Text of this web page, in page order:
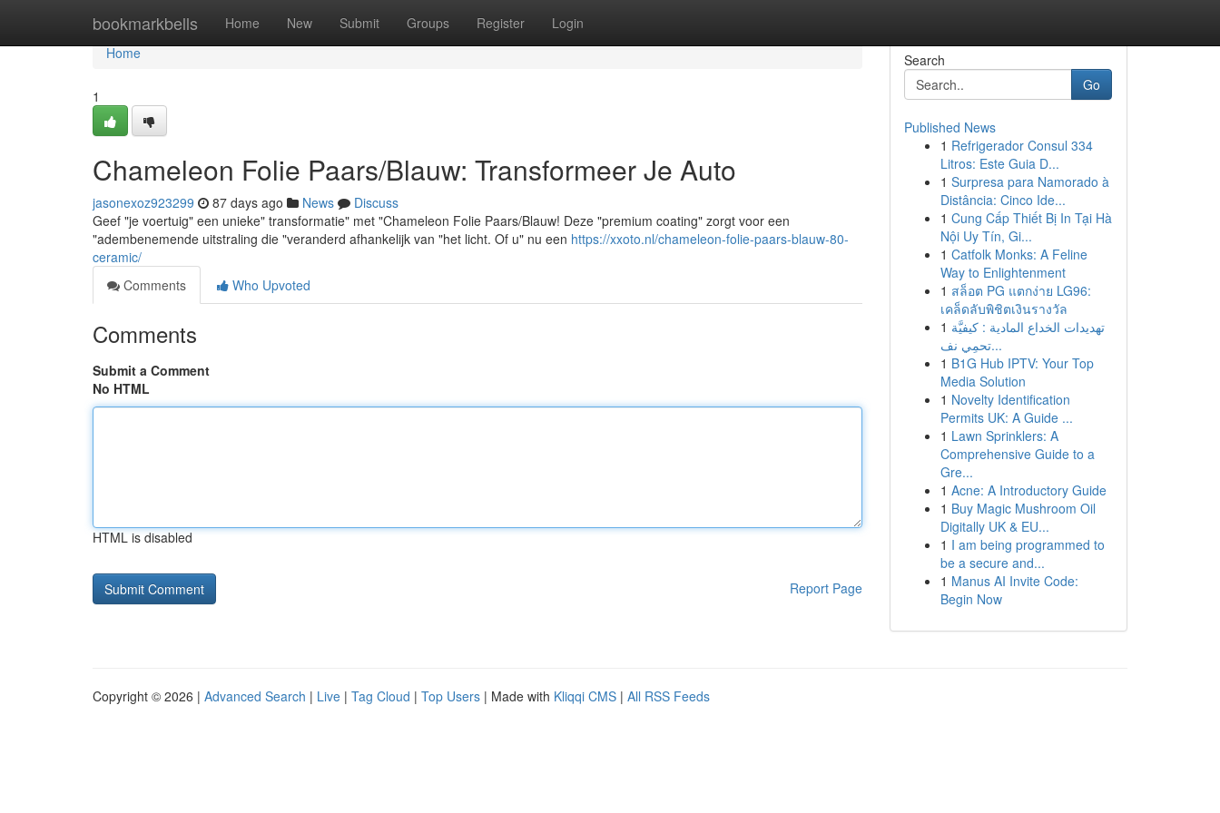
bookmarkbells Home New Submit Groups Register Login
Home
Home
1
Chameleon Folie Paars/Blauw: Transformeer Je Auto
jasonexoz923299 87 days ago News
Discuss
Geef "je voertuig" een unieke" transformatie" met "Chameleon Folie Paars/Blauw! Deze "premium coating" zorgt voor een
"adembenemende uitstraling die "veranderd afhankelijk van "het licht. Of u" nu een https://xxoto.nl/chameleon-folie-paars-blauw-80-
ceramic/
Comments
Who Upvoted
Comments
Submit a Comment
No HTML
HTML is disabled
Report Page
Search
Go
Published News
1 Refrigerador Consul 334
Litros: Este Guia D...
1 Surpresa para Namorado à
Distância: Cinco Ide...
1 Cung Cấp Thiết Bị In Tại Hà
Nội Uy Tín, Gi...
1 Catfolk Monks: A Feline
Way to Enlightenment
1 สล็อต PG แตกง่าย LG96:
เคล็ดลับพิชิตเงินรางวัล
1 تهديدات الخداع المادية : كيفيَّة
تحمِي نف...
1 B1G Hub IPTV: Your Top
Media Solution
1 Novelty Identification
Permits UK: A Guide ...
1 Lawn Sprinklers: A
Comprehensive Guide to a
Gre...
1 Acne: A Introductory Guide
1 Buy Magic Mushroom Oil
Digitally UK & EU...
1 I am being programmed to
be a secure and...
1 Manus AI Invite Code:
Begin Now
Copyright © 2026 | Advanced Search | Live | Tag Cloud | Top Users | Made with Kliqqi CMS | All RSS Feeds